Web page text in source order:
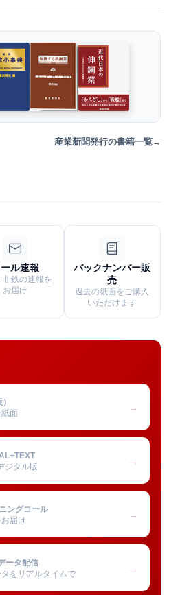
産業新聞発行の書籍一覧
ル速報
非鉄の速報を
お届け
バックナンバー販
売
過去の紙面をご購入
いただけます
面
→
ジタル版
→
ングコール
届け
→
ータ配信
をリアルタイムで
→